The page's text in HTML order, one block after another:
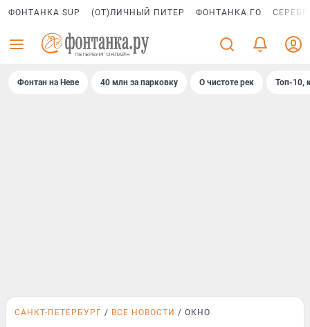
ФОНТАНКА SUP (ОТ)ЛИЧНЫЙ ПИТЕР ФОНТАНКА ГО
Фонтан на Неве 40 млн за парковку О чистоте рек Топ-10,
САНКТ-ПЕТЕРБУРГ ВСЕ НОВОСТИ ОКНО